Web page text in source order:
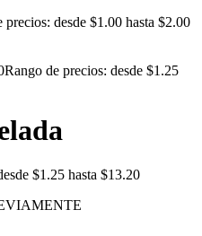
precios: desde $1.00 hasta $2.00
Rango de precios: desde $1.25
$1.25 hasta $13.20